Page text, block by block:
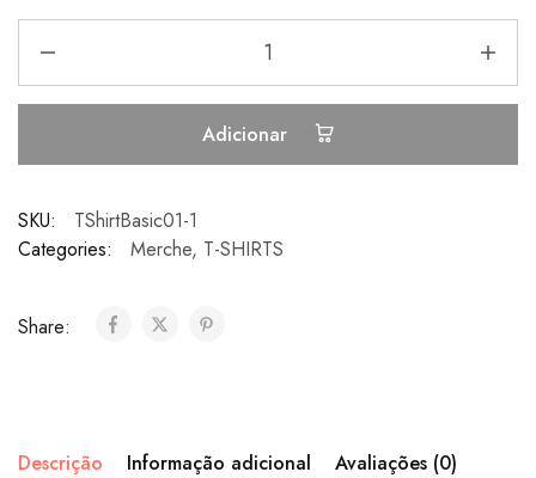
Adicionar
SKU:
TShirtBasic01-1
Categories:
Merche, T-SHIRTS
Share:
Descrição Informação adicional Avaliações (0)